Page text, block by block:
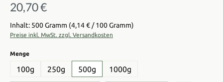
Regulärer Preis:
20,70 €
Inhalt: 500 Gramm (4,14 € / 100 Gramm)
Preise inkl. MwSt. zzgl. Versandkosten
Mengeauswählen
100g 250g 500g 1000g